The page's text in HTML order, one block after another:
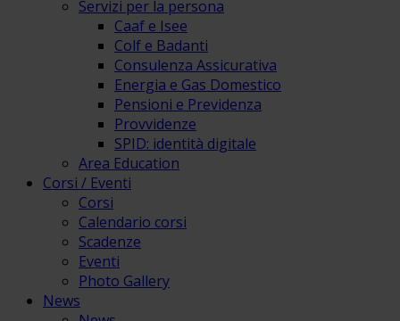
Servizi per la persona
Caaf e Isee
Colf e Badanti
Consulenza Assicurativa
Energia e Gas Domestico
Pensioni e Previdenza
Provvidenze
SPID: identità digitale
Area Education
Corsi / Eventi
Corsi
Calendario corsi
Scadenze
Eventi
Photo Gallery
News